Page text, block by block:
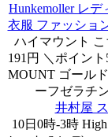
Hunkemoller レ
衣服 ファッショ
ハイマウント
191円 ＼ポイン
MOUNT ゴール
ーフゼラチ
井村屋
10日0時-3時